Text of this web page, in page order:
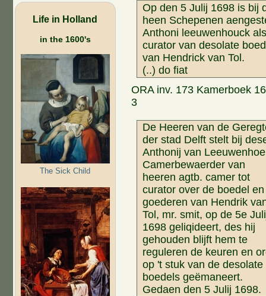
Life in Holland
in the 1600's
The Sick Child
Op den 5 Julij 1698 is bij
heen Schepenen
Anthoni leeuwenhouck als
curator van desolate
van Hendrick van Tol.
(..) do fiat
ORA inv. 173 Kamerboek
3
De Heeren van de
der stad Delft stelt bij
Anthonij van
Camerbewaerder van
heeren agtb. camer tot
curator over de boedel en
goederen van Hendrik
Tol, mr. smit, op de 5e
1698 geliqideert, des hij
gehouden blijft hem te
reguleren de keuren en
op 't stuk van de desolate
boedels geëmaneert.
Gedaen den 5 Julij 1698.